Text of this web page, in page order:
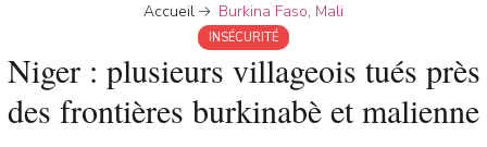
Accueil Burkina Faso, Mali
INSÉCURITÉ
Niger : plusieurs villageois tués près
des frontières burkinabè et malienne